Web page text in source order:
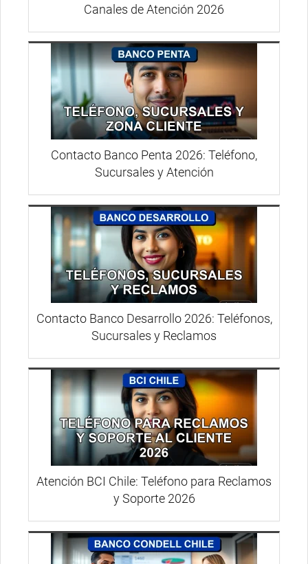
Canales de Atención 2026
Contacto Banco Penta 2026: Teléfono,
Sucursales y Atención
Contacto Banco Desarrollo 2026: Teléfonos,
Sucursales y Reclamos
Atención BCI Chile: Teléfono para Reclamos
y Soporte 2026